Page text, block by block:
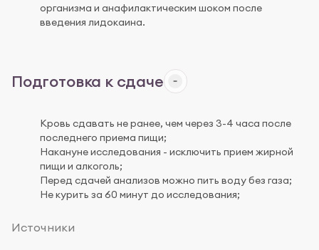
организма и анафилактическим шоком после
введения лидокаина.
Подготовка к сдаче
Кровь сдавать не ранее, чем через 3-4 часа после
последнего приема пищи;
Накануне исследования - исключить прием жирной
пищи и алкоголь;
Перед сдачей анализов можно пить воду без газа;
Не курить за 60 минут до исследования;
Источники